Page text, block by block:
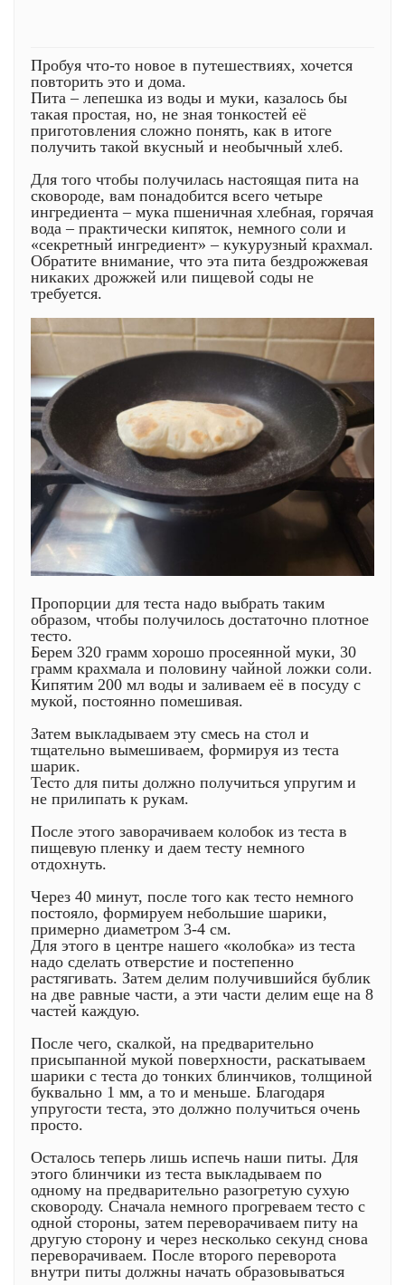
Пробуя что-то новое в путешествиях, хочется
повторить это и дома.
Пита – лепешка из воды и муки, казалось бы
такая простая, но, не зная тонкостей её
приготовления сложно понять, как в итоге
получить такой вкусный и необычный хлеб.
Для того чтобы получилась настоящая пита на
сковороде, вам понадобится всего четыре
ингредиента – мука пшеничная хлебная, горячая
вода – практически кипяток, немного соли и
«секретный ингредиент» – кукурузный крахмал.
Обратите внимание, что эта пита бездрожжевая
никаких дрожжей или пищевой соды не
требуется.
Пропорции для теста надо выбрать таким
образом, чтобы получилось достаточно плотное
тесто.
Берем 320 грамм хорошо просеянной муки, 30
грамм крахмала и половину чайной ложки соли.
Кипятим 200 мл воды и заливаем её в посуду с
мукой, постоянно помешивая.
Затем выкладываем эту смесь на стол и
тщательно вымешиваем, формируя из теста
шарик.
Тесто для питы должно получиться упругим и
не прилипать к рукам.
После этого заворачиваем колобок из теста в
пищевую пленку и даем тесту немного
отдохнуть.
Через 40 минут, после того как тесто немного
постояло, формируем небольшие шарики,
примерно диаметром 3-4 см.
Для этого в центре нашего «колобка» из теста
надо сделать отверстие и постепенно
растягивать. Затем делим получившийся бублик
на две равные части, а эти части делим еще на 8
частей каждую.
После чего, скалкой, на предварительно
присыпанной мукой поверхности, раскатываем
шарики с теста до тонких блинчиков, толщиной
буквально 1 мм, а то и меньше. Благодаря
упругости теста, это должно получиться очень
просто.
Осталось теперь лишь испечь наши питы. Для
этого блинчики из теста выкладываем по
одному на предварительно разогретую сухую
сковороду. Сначала немного прогреваем тесто с
одной стороны, затем переворачиваем питу на
другую сторону и через несколько секунд снова
переворачиваем. После второго переворота
внутри питы должны начать образовываться